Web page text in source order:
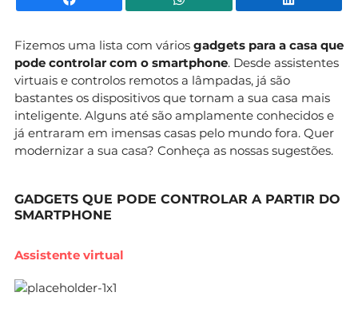
Fizemos uma lista com vários gadgets para a casa que
pode controlar com o smartphone. Desde assistentes
virtuais e controlos remotos a lâmpadas, já são
bastantes os dispositivos que tornam a sua casa mais
inteligente. Alguns até são amplamente conhecidos e
já entraram em imensas casas pelo mundo fora. Quer
modernizar a sua casa? Conheça as nossas sugestões.
GADGETS QUE PODE CONTROLAR A PARTIR DO
SMARTPHONE
Assistente virtual